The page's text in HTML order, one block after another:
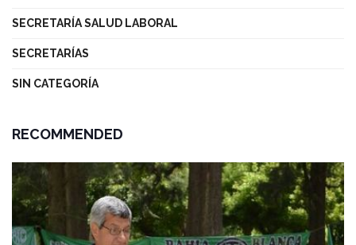
SECRETARÍA SALUD LABORAL
SECRETARÍAS
SIN CATEGORÍA
RECOMMENDED